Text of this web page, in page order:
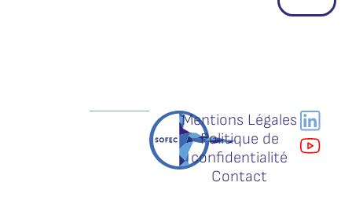
Mentions Légales
Politique de
confidentialité
Contact